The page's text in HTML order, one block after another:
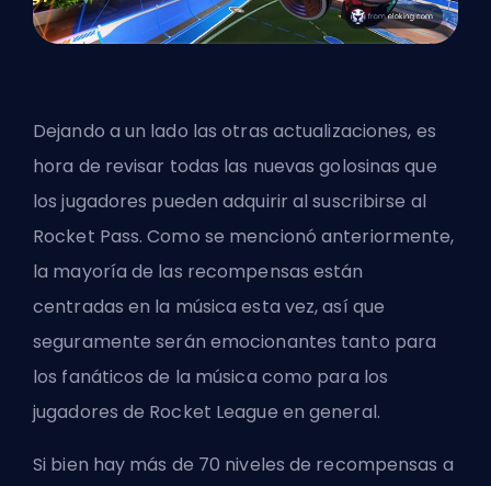
Dejando a un lado las otras actualizaciones, es
hora de revisar todas las nuevas golosinas que
los jugadores pueden adquirir al suscribirse al
Rocket Pass. Como se mencionó anteriormente,
la mayoría de las recompensas están
centradas en la música esta vez, así que
seguramente serán emocionantes tanto para
los fanáticos de la música como para los
jugadores de Rocket League en general.
Si bien hay más de 70 niveles de recompensas a